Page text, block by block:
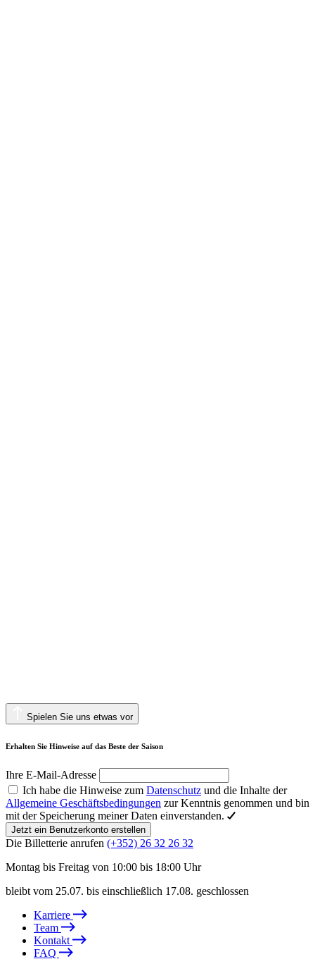
Spielen Sie uns etwas vor
Erhalten Sie Hinweise auf das Beste der Saison
Ihre E-Mail-Adresse
Ich habe die Hinweise zum Datenschutz und die Inhalte der
Allgemeine Geschäftsbedingungen zur Kenntnis genommen und bin
mit der Speicherung meiner Daten einverstanden.
Jetzt ein Benutzerkonto erstellen
Die Billetterie anrufen (+352) 26 32 26 32
Montag bis Freitag von 10:00 bis 18:00 Uhr
bleibt vom 25.07. bis einschließlich 17.08. geschlossen
Karriere
Team
Kontakt
FAQ